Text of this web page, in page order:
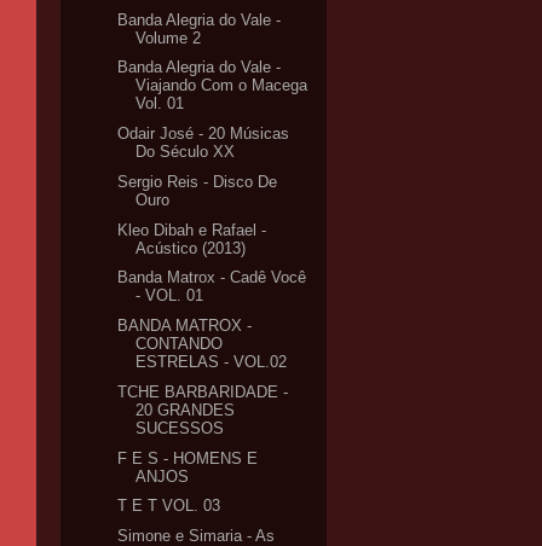
Banda Alegria do Vale -
Volume 2
Banda Alegria do Vale -
Viajando Com o Macega
Vol. 01
Odair José - 20 Músicas
Do Século XX
Sergio Reis - Disco De
Ouro
Kleo Dibah e Rafael -
Acústico (2013)
Banda Matrox - Cadê Você
- VOL. 01
BANDA MATROX -
CONTANDO
ESTRELAS - VOL.02
TCHE BARBARIDADE -
20 GRANDES
SUCESSOS
F E S - HOMENS E
ANJOS
T E T VOL. 03
Simone e Simaria - As